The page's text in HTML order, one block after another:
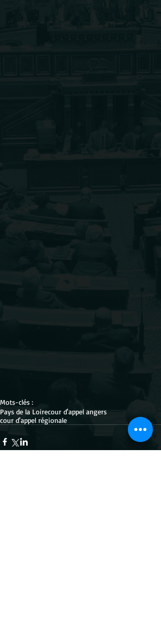
Mots-clés :
Pays de la Loirecour d'appel angers
cour d'appel régionale